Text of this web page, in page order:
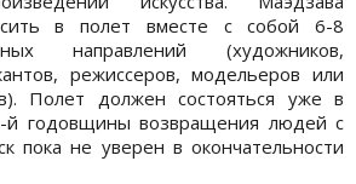
в полет вместе с собой 6-8
направлений (художников,
режиссеров, модельеров или
Полет должен состояться уже в
годовщины возвращения людей с
пока не уверен в окончательности